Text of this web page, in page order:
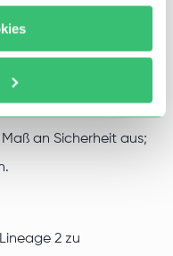
stabil
an Sicherheit aus;
2 zu